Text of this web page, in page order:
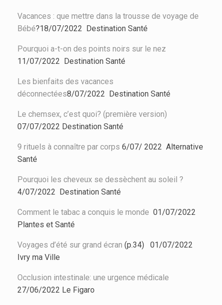
Vacances : que mettre dans la trousse de voyage de
Bébé?18/07/2022 Destination Santé
Pourquoi a-t-on des points noirs sur le nez
11/07/2022 Destination Santé
Les bienfaits des vacances
déconnectées8/07/2022 Destination Santé
Le chemsex, c’est quoi? (première version)
07/07/2022 Destination Santé
9 rituels à connaître par corps 6/07/ 2022 Alternative
Santé
Pourquoi les cheveux se dessèchent au soleil ?
4/07/2022 Destination Santé
Comment le tabac a conquis le monde 01/07/2022
Plantes et Santé
Voyages d’été sur grand écran (p.34) 01/07/2022
Ivry ma Ville
Occlusion intestinale: une urgence médicale
27/06/2022 Le Figaro